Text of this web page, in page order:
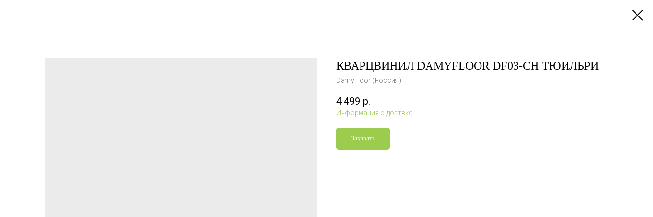
КВАРЦВИНИЛ DAMYFLOOR DF03-CH ТЮИЛЬРИ
DamyFloor (Россия)
4 499 р.
Информация о доствке
Заказать